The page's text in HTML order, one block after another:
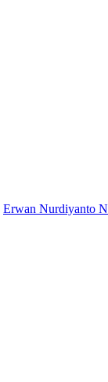
Erwan Nurdiyanto